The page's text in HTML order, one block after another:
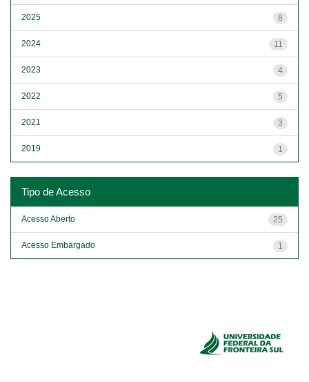
8
2025
11
2024
4
2023
5
2022
3
2021
1
2019
Tipo de Acesso
25
Acesso Aberto
1
Acesso Embargado